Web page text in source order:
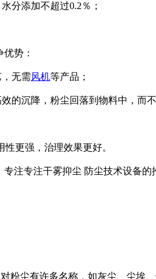
分添加不超过0.2％；
势：
无需风机等产品；
的沉降，粉尘回落到物料中，而
更强，治理效果更好。
专注专注干雾抑尘 防尘技术设备
粉尘有许多名称，如灰尘、尘